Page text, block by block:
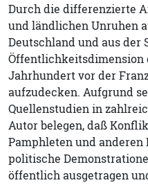
Durch die differenzierte
und ländlichen Unruhen
Deutschland und aus der
Öffentlichkeitsdimension
Jahrhundert vor der
aufzudecken. Aufgrund
Quellenstudien in
Autor belegen, daß
Pamphleten und
politische
öffentlich ausgetragen